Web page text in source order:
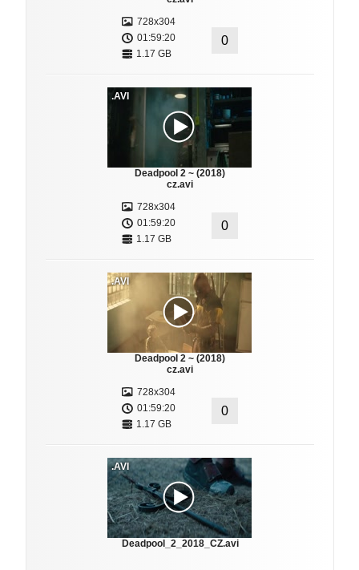
728x304
01:59:20
1.17 GB
0
.AVI
Deadpool 2 ~ (2018)
cz.avi
728x304
01:59:20
1.17 GB
0
.AVI
Deadpool 2 ~ (2018)
cz.avi
728x304
01:59:20
1.17 GB
0
.AVI
Deadpool_2_2018_CZ.avi